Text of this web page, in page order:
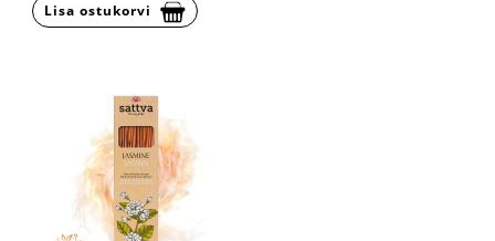
Lisa ostukorvi